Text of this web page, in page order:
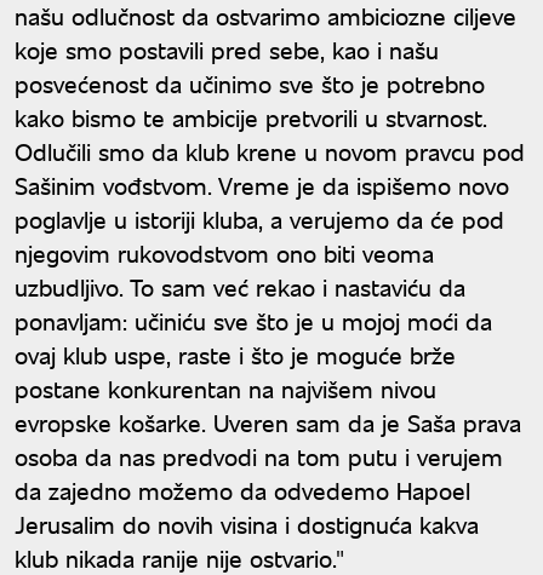
našu odlučnost da ostvarimo ambiciozne ciljeve
koje smo postavili pred sebe, kao i našu
posvećenost da učinimo sve što je potrebno
kako bismo te ambicije pretvorili u stvarnost.
Odlučili smo da klub krene u novom pravcu pod
Sašinim vođstvom. Vreme je da ispišemo novo
poglavlje u istoriji kluba, a verujemo da će pod
njegovim rukovodstvom ono biti veoma
uzbudljivo. To sam već rekao i nastaviću da
ponavljam: učiniću sve što je u mojoj moći da
ovaj klub uspe, raste i što je moguće brže
postane konkurentan na najvišem nivou
evropske košarke. Uveren sam da je Saša prava
osoba da nas predvodi na tom putu i verujem
da zajedno možemo da odvedemo Hapoel
Jerusalim do novih visina i dostignuća kakva
klub nikada ranije nije ostvario."